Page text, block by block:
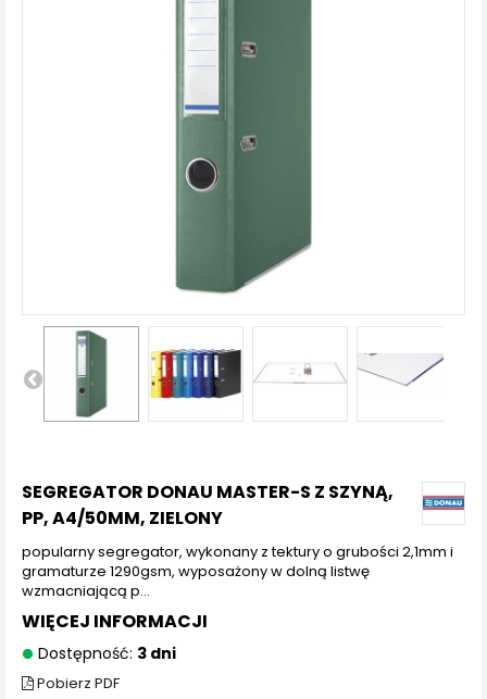
SEGREGATOR DONAU MASTER-S Z SZYNĄ,
PP, A4/50MM, ZIELONY
popularny segregator, wykonany z tektury o grubości 2,1mm i
gramaturze 1290gsm, wyposażony w dolną listwę
wzmacniającą p...
WIĘCEJ INFORMACJI
Dostępność: 3 dni
Pobierz PDF